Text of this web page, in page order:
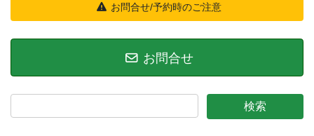
お問合せ/予約時のご注意
お問合せ